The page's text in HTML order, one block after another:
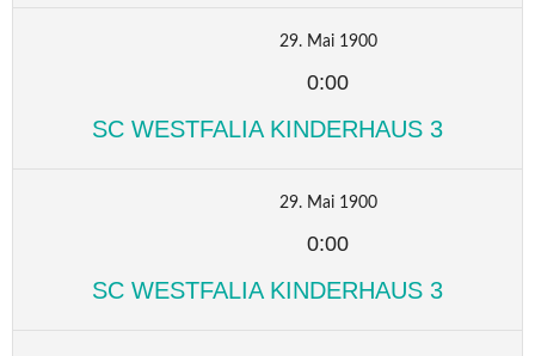
29. Mai 1900
0:00
SC WESTFALIA KINDERHAUS 3
29. Mai 1900
0:00
SC WESTFALIA KINDERHAUS 3